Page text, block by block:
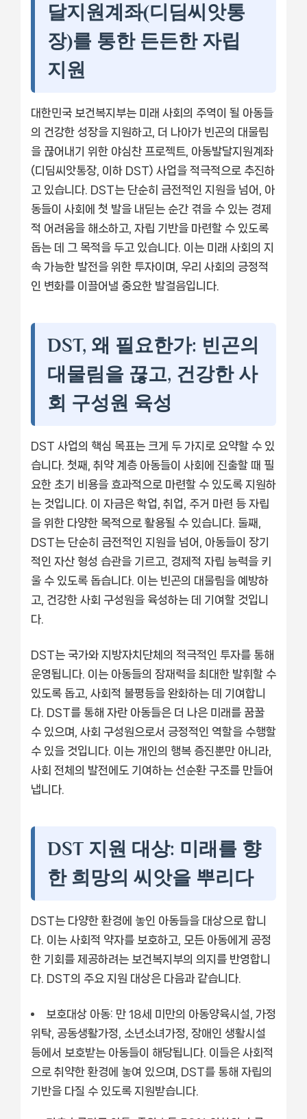
달지원계좌(디딤씨앗통
장)를 통한 든든한 자립
지원
대한민국 보건복지부는 미래 사회의 주역이 될 아동들
의 건강한 성장을 지원하고, 더 나아가 빈곤의 대물림
을 끊어내기 위한 야심찬 프로젝트, 아동발달지원계좌
(디딤씨앗통장, 이하 DST) 사업을 적극적으로 추진하
고 있습니다. DST는 단순히 금전적인 지원을 넘어, 아
동들이 사회에 첫 발을 내딛는 순간 겪을 수 있는 경제
적 어려움을 해소하고, 자립 기반을 마련할 수 있도록
돕는 데 그 목적을 두고 있습니다. 이는 미래 사회의 지
속 가능한 발전을 위한 투자이며, 우리 사회의 긍정적
인 변화를 이끌어낼 중요한 발걸음입니다.
DST, 왜 필요한가: 빈곤의
대물림을 끊고, 건강한 사
회 구성원 육성
DST 사업의 핵심 목표는 크게 두 가지로 요약할 수 있
습니다. 첫째, 취약 계층 아동들이 사회에 진출할 때 필
요한 초기 비용을 효과적으로 마련할 수 있도록 지원하
는 것입니다. 이 자금은 학업, 취업, 주거 마련 등 자립
을 위한 다양한 목적으로 활용될 수 있습니다. 둘째,
DST는 단순히 금전적인 지원을 넘어, 아동들이 장기
적인 자산 형성 습관을 기르고, 경제적 자립 능력을 키
울 수 있도록 돕습니다. 이는 빈곤의 대물림을 예방하
고, 건강한 사회 구성원을 육성하는 데 기여할 것입니
다.
DST는 국가와 지방자치단체의 적극적인 투자를 통해
운영됩니다. 이는 아동들의 잠재력을 최대한 발휘할 수
있도록 돕고, 사회적 불평등을 완화하는 데 기여합니
다. DST를 통해 자란 아동들은 더 나은 미래를 꿈꿀
수 있으며, 사회 구성원으로서 긍정적인 역할을 수행할
수 있을 것입니다. 이는 개인의 행복 증진뿐만 아니라,
사회 전체의 발전에도 기여하는 선순환 구조를 만들어
냅니다.
DST 지원 대상: 미래를 향
한 희망의 씨앗을 뿌리다
DST는 다양한 환경에 놓인 아동들을 대상으로 합니
다. 이는 사회적 약자를 보호하고, 모든 아동에게 공정
한 기회를 제공하려는 보건복지부의 의지를 반영합니
다. DST의 주요 지원 대상은 다음과 같습니다.
보호대상 아동: 만 18세 미만의 아동양육시설, 가정
위탁, 공동생활가정, 소년소녀가정, 장애인 생활시설
등에서 보호받는 아동들이 해당됩니다. 이들은 사회적
으로 취약한 환경에 놓여 있으며, DST를 통해 자립의
기반을 다질 수 있도록 지원받습니다.